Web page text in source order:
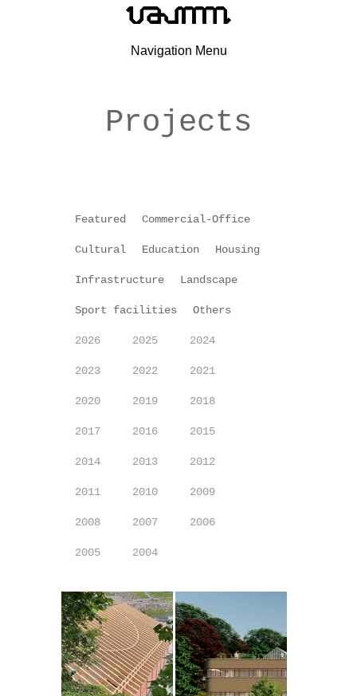
Navigation Menu
Projects
Featured Commercial-Office
Cultural Education Housing
Infrastructure Landscape
Sport facilities Others
2026 2025 2024
2023 2022 2021
2020 2019 2018
2017 2016 2015
2014 2013 2012
2011 2010 2009
2008 2007 2006
2005 2004